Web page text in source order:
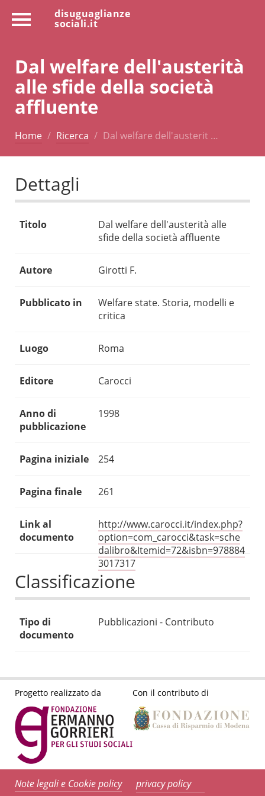
disuguaglianze
sociali.it
Dal welfare dell'austerità
alle sfide della società
affluente
Home Ricerca Dal welfare dell'austerit …
Dettagli
Titolo
Dal welfare dell'austerità alle
sfide della società affluente
Autore Girotti F.
Pubblicato in
Welfare state. Storia, modelli e
critica
Luogo Roma
Editore Carocci
Anno di
pubblicazione
1998
Pagina iniziale 254
Pagina finale 261
Link al
documento
http://www.carocci.it/index.php?
option=com_carocci&task=sche
dalibro&Itemid=72&isbn=978884
3017317
Classificazione
Tipo di
documento
Pubblicazioni - Contributo
Progetto realizzato da Con il contributo di
Note legali e Cookie policy privacy policy